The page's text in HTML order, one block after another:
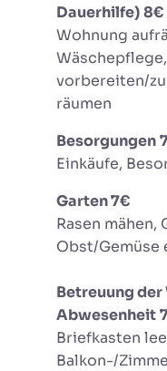
Dauerhilfe) 8€
Wohnung
vorbereiten/
räumen
Besorgungen
Einkäufe,
Garten 7€
Rasen mähen,
Obst/Gemüse
Betreuung der
Abwesenheit
Briefkasten
Balkon-/